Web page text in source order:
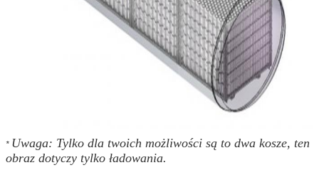
Zostaw wiadomość
Oddzwonimy wkrótce!
* Uwaga: Tylko dla twoich możliwości są to dwa kosze, ten
obraz dotyczy tylko ładowania.